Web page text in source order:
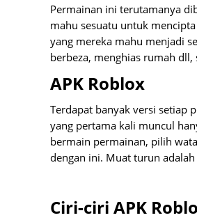
Permainan ini terutamanya
mahu sesuatu untuk
yang mereka mahu menjadi
berbeza, menghias rumah
APK Roblox
Terdapat banyak versi setiap
yang pertama kali muncul
bermain permainan, pilih
dengan ini. Muat turun
Ciri-ciri APK